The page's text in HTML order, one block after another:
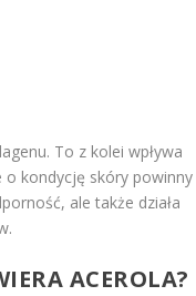
To z kolei wpływa
o kondycję skóry powinny
ale także działa
ACEROLA?